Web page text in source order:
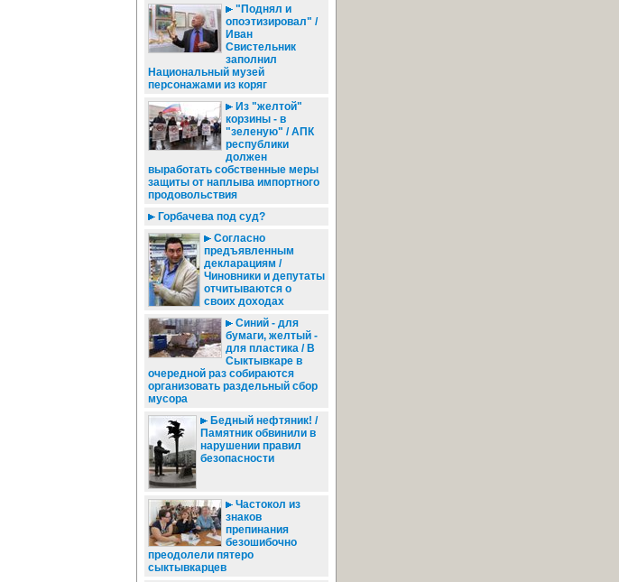
"Поднял и
опоэтизировал" /
Иван
Свистельник
заполнил
Национальный музей
персонажами из коряг
Из "желтой"
корзины - в
"зеленую" / АПК
республики
должен
выработать собственные меры
защиты от наплыва импортного
продовольствия
Горбачева под суд?
Согласно
предъявленным
декларациям /
Чиновники и депутаты
отчитываются о
своих доходах
Синий - для
бумаги, желтый -
для пластика / В
Сыктывкаре в
очередной раз собираются
организовать раздельный сбор
мусора
Бедный нефтяник! /
Памятник обвинили в
нарушении правил
безопасности
Частокол из
знаков
препинания
безошибочно
преодолели пятеро
сыктывкарцев